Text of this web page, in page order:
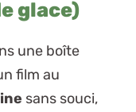
glace)
une boîte
film au
sans souci,